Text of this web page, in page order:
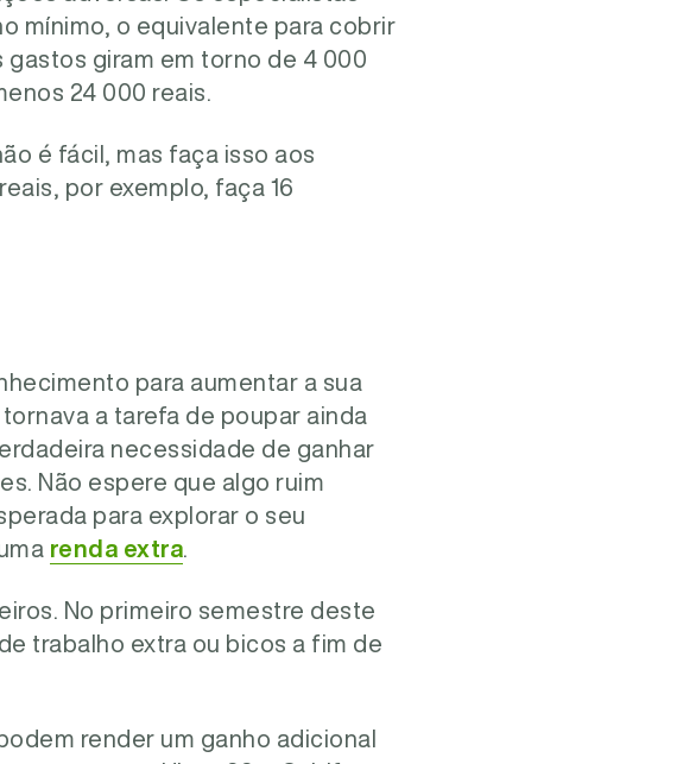
mínimo, o equivalente para cobrir
gastos giram em torno de 4 000
24 000 reais.
é fácil, mas faça isso aos
por exemplo, faça 16
para aumentar a sua
a tarefa de poupar ainda
necessidade de ganhar
Não espere que algo ruim
para explorar o seu
renda extra
No primeiro semestre deste
trabalho extra ou bicos a fim de
render um ganho adicional